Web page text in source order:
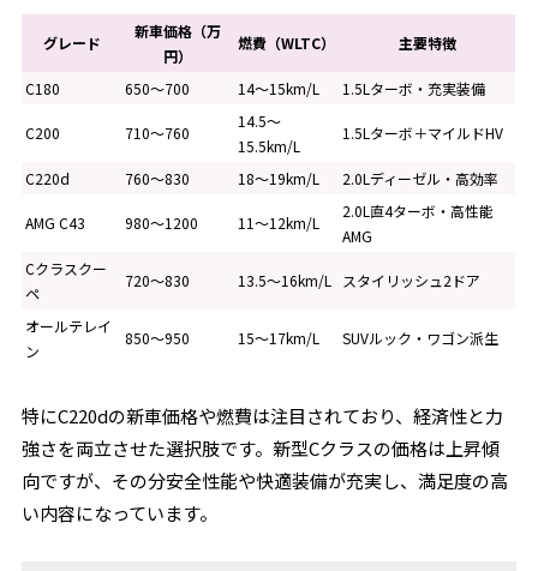
グレード
新車価格（万
円）
燃費（WLTC） 主要特徴
C180 650〜700 14〜15km/L 1.5Lターボ・充実装備
C200 710〜760
14.5〜
15.5km/L
1.5Lターボ＋マイルドHV
C220d 760〜830 18〜19km/L 2.0Lディーゼル・高効率
AMG C43 980〜1200 11〜12km/L
2.0L直4ターボ・高性能
AMG
Cクラスクー
ペ
720〜830 13.5〜16km/L スタイリッシュ2ドア
オールテレイ
ン
850〜950 15〜17km/L SUVルック・ワゴン派生
特にC220dの新車価格や燃費は注目されており、経済性と力
強さを両立させた選択肢です。新型Cクラスの価格は上昇傾
向ですが、その分安全性能や快適装備が充実し、満足度の高
い内容になっています。